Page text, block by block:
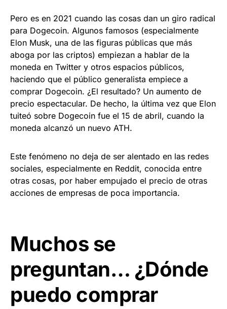
Pero es en 2021 cuando las cosas dan un giro radical
para Dogecoin. Algunos famosos (especialmente
Elon Musk, una de las figuras públicas que más
aboga por las criptos) empiezan a hablar de la
moneda en Twitter y otros espacios públicos,
haciendo que el público generalista empiece a
comprar Dogecoin. ¿El resultado? Un aumento de
precio espectacular. De hecho, la última vez que Elon
tuiteó sobre Dogecoin fue el 15 de abril, cuando la
moneda alcanzó un nuevo ATH.
Este fenómeno no deja de ser alentado en las redes
sociales, especialmente en Reddit, conocida entre
otras cosas, por haber empujado el precio de otras
acciones de empresas de poca importancia.
Muchos se
preguntan… ¿Dónde
puedo comprar